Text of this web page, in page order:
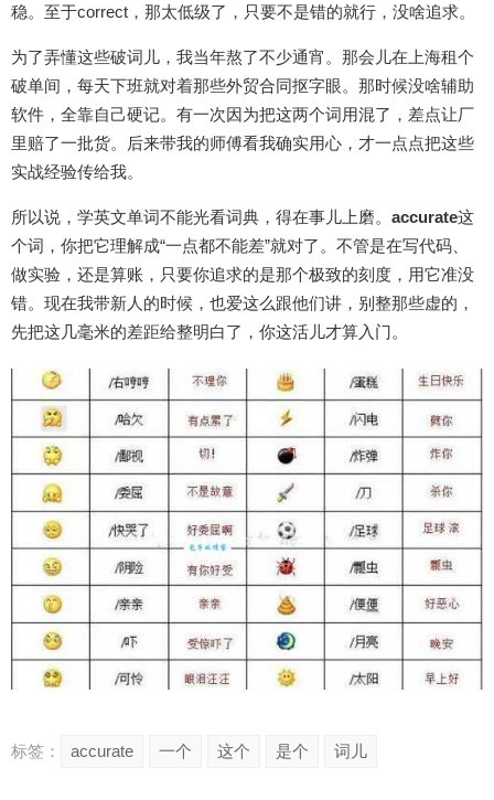
稳。至于correct，那太低级了，只要不是错的就行，没啥追求。
为了弄懂这些破词儿，我当年熬了不少通宵。那会儿在上海租个
破单间，每天下班就对着那些外贸合同抠字眼。那时候没啥辅助
软件，全靠自己硬记。有一次因为把这两个词用混了，差点让厂
里赔了一批货。后来带我的师傅看我确实用心，才一点点把这些
实战经验传给我。
所以说，学英文单词不能光看词典，得在事儿上磨。 accurate这
个词，你把它理解成“一点都不能差”就对了。不管是在写代码、
做实验，还是算账，只要你追求的是那个极致的刻度，用它准没
错。现在我带新人的时候，也爱这么跟他们讲，别整那些虚的，
先把这几毫米的差距给整明白了，你这活儿才算入门。
标签： accurate 一个 这个 是个 词儿